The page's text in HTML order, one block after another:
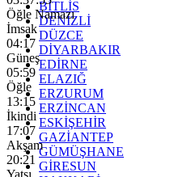
BİTLİS
DENİZLİ
DÜZCE
DİYARBAKIR
EDİRNE
ELAZIĞ
ERZURUM
ERZİNCAN
ESKİŞEHİR
GAZİANTEP
GÜMÜŞHANE
GİRESUN
Öğle Namazı
İmsak
04:17
Güneş
05:59
Öğle
13:15
İkindi
17:07
Akşam
20:21
Yatsı